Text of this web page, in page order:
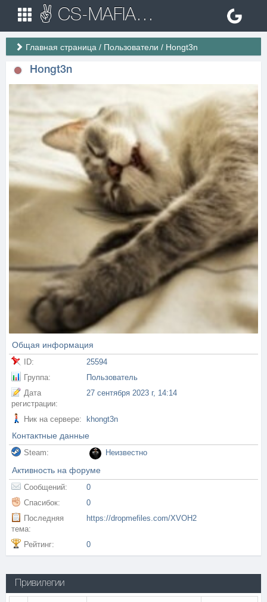
✌ CS-MAFIA.RU ✌ Игровые сервера Counter Strike 1.6
Главная страница / Пользователи / Hongt3n
Hongt3n
Общая информация
ID:
25594
Группа:
Пользователь
Дата
регистрации:
27 сентября 2023 г, 14:14
Ник на сервере: khongt3n
Контактные данные
Steam: Неизвестно
Активность на форуме
Сообщений:
0
Спасибок:
0
Последняя
тема:
https://dropmefiles.com/XVOH2
Рейтинг: 0
Привилегии